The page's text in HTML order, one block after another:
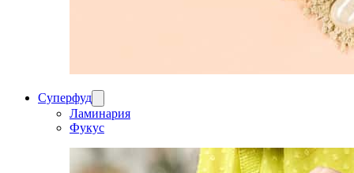
Суперфуд
Ламинария
Фукус